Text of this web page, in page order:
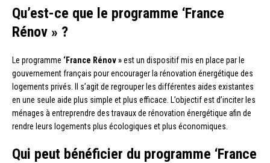
Qu’est-ce que le programme ‘France
Rénov » ?
Le programme ‘France Rénov »est un dispositif mis en place par le
gouvernement français pour encourager la rénovation énergétique des
logements privés. Il s’agit de regrouper les différentes aides existantes
en une seule aide plus simple et plus efficace. L’objectif est d’inciter les
ménages à entreprendre des travaux de rénovation énergétique afin de
rendre leurs logements plus écologiques et plus économiques.
Qui peut bénéficier du programme ‘France